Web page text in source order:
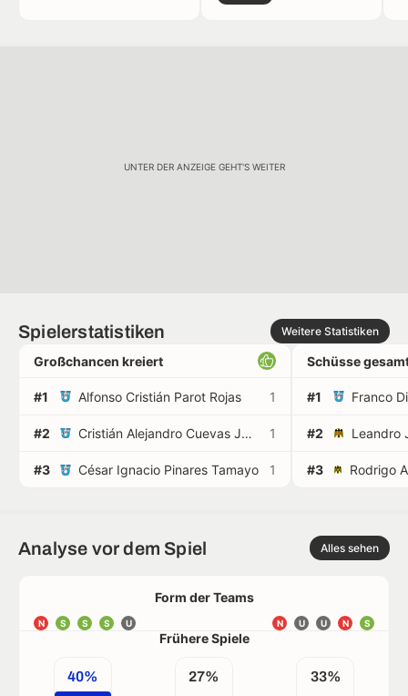
UNTER DER ANZEIGE GEHT'S WEITER
Spielerstatistiken Weitere Statistiken
Großchancen kreiert
#1 Alfonso Cristián Parot Rojas 1
#2 Cristián Alejandro Cuevas Jara 1
#3 César Ignacio Pinares Tamayo 1
Schüsse
#1 Franco
#2
#3
Analyse vor dem Spiel Alles sehen
Form der Teams
N S S S U S
N
U
U
N
Frühere Spiele
40% 27% 33%